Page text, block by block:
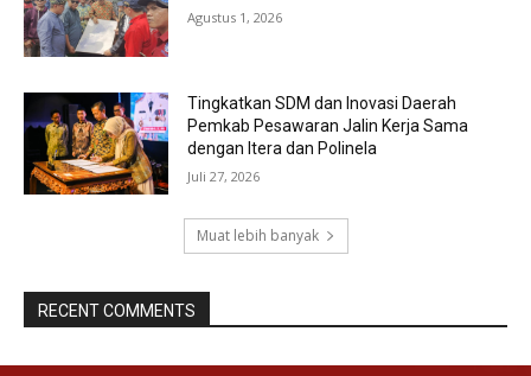
Agustus 1, 2026
Tingkatkan SDM dan Inovasi Daerah
Pemkab Pesawaran Jalin Kerja Sama
dengan Itera dan Polinela
Juli 27, 2026
Muat lebih banyak
RECENT COMMENTS